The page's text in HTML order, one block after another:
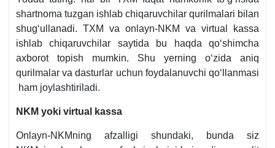
shartnoma tuzgan ishlab chiqaruvchilar qurilmalari bilan
shugʻullanadi. TXM va onlayn-NKM va virtual kassa
ishlab chiqaruvchilar saytida bu haqda qoʻshimcha
aхborot topish mumkin. Shu yerning oʻzida aniq
qurilmalar va dasturlar uchun foydalanuvchi qoʻllanmasi
ham joylashtiriladi.
NKM yoki virtual kassa
Onlayn-NKMning afzalligi shundaki, bunda siz